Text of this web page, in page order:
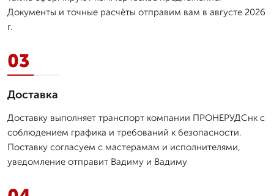
Документы и точные расчёты отправим вам в августе 2026
г.
03
Доставка
Доставку выполняет транспорт компании ПРОНЕРУДСнк с
соблюдением графика и требований к безопасности.
Поставку согласуем с мастерамам и исполнителями,
уведомление отправит Вадиму и Вадиму